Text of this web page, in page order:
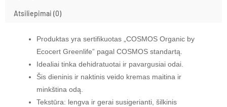
Atsiliepimai (0)
Produktas yra sertifikuotas „COSMOS Organic by
Ecocert Greenlife” pagal COSMOS standartą.
Idealiai tinka dehidratuotai ir pavargusiai odai.
Šis dieninis ir naktinis veido kremas maitina ir
minkština odą.
Tekstūra: lengva ir gerai susigerianti, šilkinis